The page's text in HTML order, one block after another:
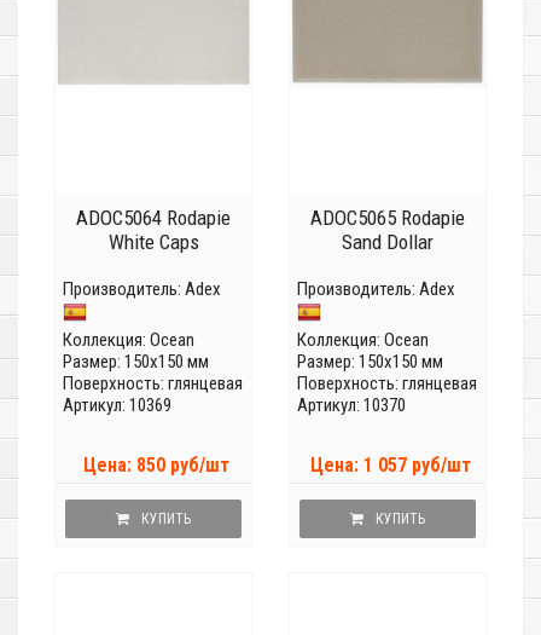
ADOC5064 Rodapie
White Caps
Производитель: Adex
Коллекция: Ocean
Размер: 150x150 мм
Поверхность: глянцевая
Артикул: 10369
Цена: 850 руб/шт
КУПИТЬ
ADOC5065 Rodapie
Sand Dollar
Производитель: Adex
Коллекция: Ocean
Размер: 150x150 мм
Поверхность: глянцевая
Артикул: 10370
Цена: 1 057 руб/шт
КУПИТЬ